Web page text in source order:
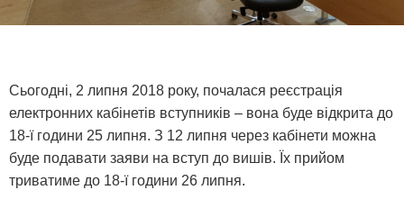
Сьогодні, 2 липня 2018 року, почалася реєстрація
електронних кабінетів вступників – вона буде відкрита до
18-ї години 25 липня. З 12 липня через кабінети можна
буде подавати заяви на вступ до вишів. Їх прийом
триватиме до 18-ї години 26 липня.